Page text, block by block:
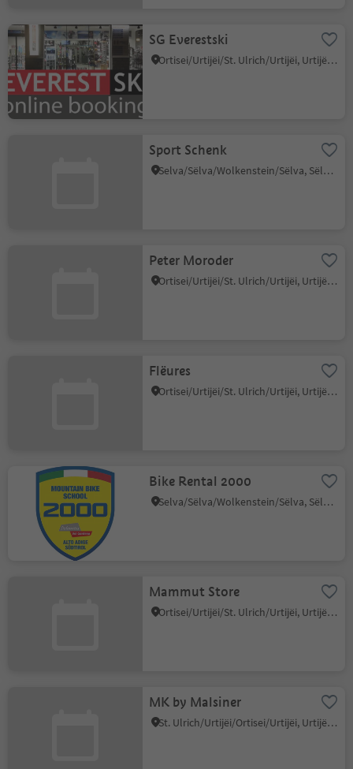
SG Everestski
Ortisei/Urtijëi/St. Ulrich/Urtijëi, Urtijëi/Ortisei, Dolomites Region Val Gardena
Sport Schenk
Selva/Sëlva/Wolkenstein/Sëlva, Sëlva/Selva di Val Gardena, Dolomites Region Val Gardena
Peter Moroder
Ortisei/Urtijëi/St. Ulrich/Urtijëi, Urtijëi/Ortisei, Dolomites Region Val Gardena
Flëures
Ortisei/Urtijëi/St. Ulrich/Urtijëi, Urtijëi/Ortisei, Dolomites Region Val Gardena
Bike Rental 2000
Selva/Sëlva/Wolkenstein/Sëlva, Sëlva/Selva di Val Gardena, Dolomites Region Val Gardena
Mammut Store
Ortisei/Urtijëi/St. Ulrich/Urtijëi, Urtijëi/Ortisei, Dolomites Region Val Gardena
MK by Malsiner
St. Ulrich/Urtijëi/Ortisei/Urtijëi, Urtijëi/Ortisei, Dolomites Region Val Gardena